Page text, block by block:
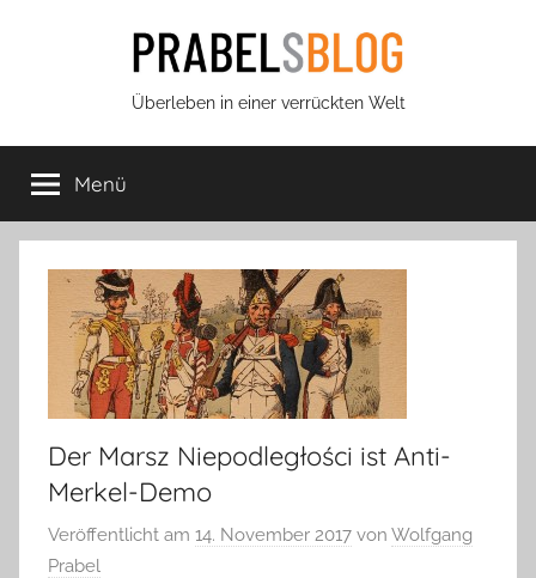
Prabels
Blog
Überleben in einer verrückten Welt
Menü
Der Marsz Niepodległości ist Anti-
Merkel-Demo
Veröffentlicht am 14. November 2017 von Wolfgang
Prabel